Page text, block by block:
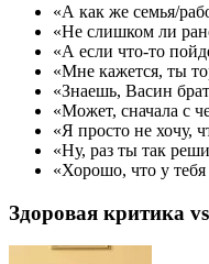
«А как же семья/
«Не слишком ли
«А если что-то
«Мне кажется, ты
«Знаешь, Васин
«Может, сначала с
«Я просто не хочу,
«Ну, раз ты так
«Хорошо, что у
Здоровая критика